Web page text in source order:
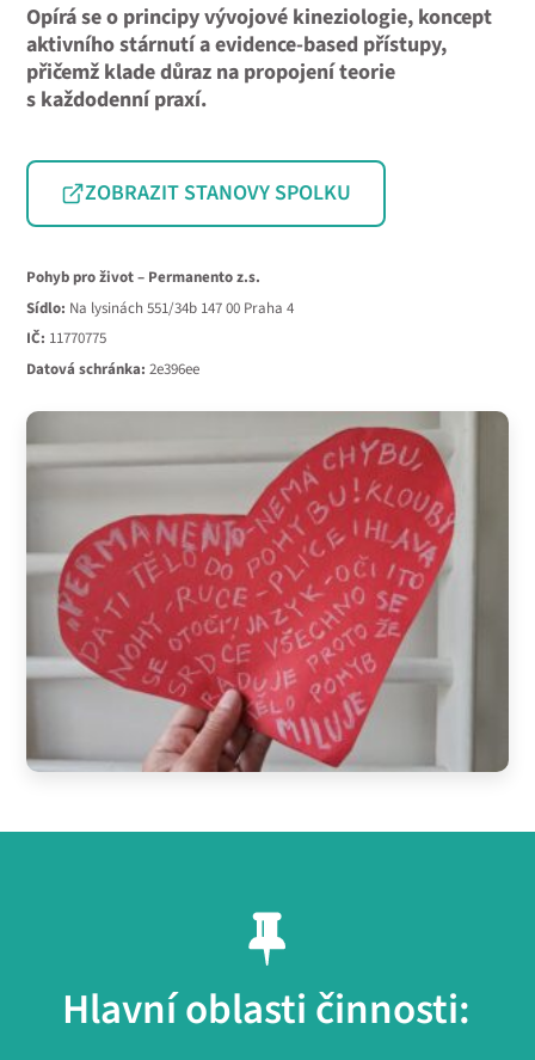
Opírá se o principy vývojové kineziologie, koncept
aktivního stárnutí a evidence-based přístupy,
přičemž klade důraz na propojení teorie
s každodenní praxí.
ZOBRAZIT STANOVY SPOLKU
Pohyb pro život – Permanento z.s.
Sídlo: Na lysinách 551/34b 147 00 Praha 4
IČ: 11770775
Datová schránka: 2e396ee
Hlavní oblasti činnosti: